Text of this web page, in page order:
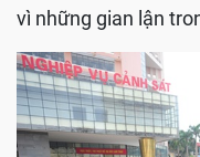
vì những gian lận